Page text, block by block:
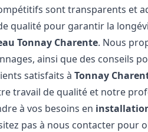
sont transparents et
qualité pour garantir la
Tonnay Charente. Nous
ainsi que des conseils
satisfaits àTonnay
travail de qualité et notre
à vos besoins en
pas à nous contacter pour